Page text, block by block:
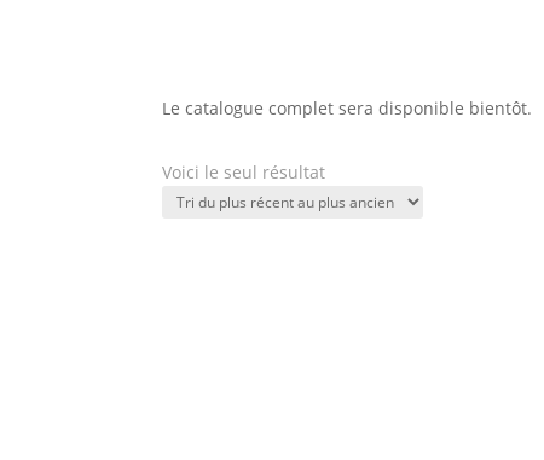
Le catalogue complet sera disponible bientôt.
Voici le seul résultat